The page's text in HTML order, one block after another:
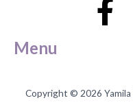
Menu
Copyright © 2026 Yamila